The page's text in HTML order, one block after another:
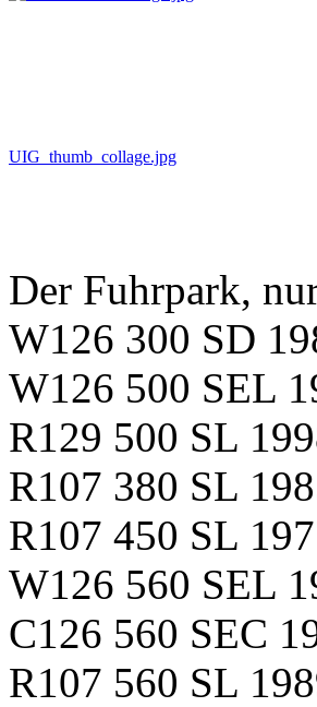
UIG_thumb_collage.jpg
Der Fuhrpark,
W126 300 SD
W126 500 SEL
R129 500 SL
R107 380 SL
R107 450 SL
W126 560 SEL
C126 560 SEC
R107 560 SL